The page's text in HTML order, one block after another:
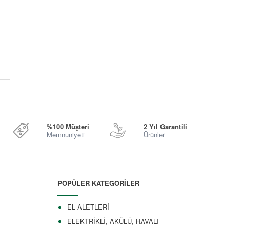
%100 Müşteri
Memnuniyeti
2 Yıl Garantili
Ürünler
POPÜLER KATEGORİLER
EL ALETLERİ
ELEKTRİKLİ, AKÜLÜ, HAVALI